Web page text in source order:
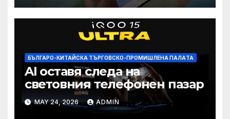
БЪЛГАРО-КИТАЙСКА ТЪРГОВСКО-ПРОМИШЛЕНА ПАЛAТА
AI оставя следа на
световния телефонен пазар
MAY 24, 2026 ADMIN